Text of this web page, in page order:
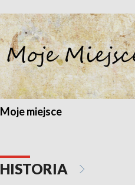
Moje miejsce
HISTORIA